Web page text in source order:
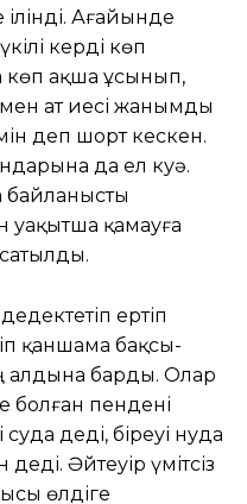
ілінді. Ағайынде
керді көп
көп ақша ұсынып,
ат иесі жанымды
деп шорт кескен.
да ел куә.
байланысты
қамауға
ертіп
қаншама бақсы-
алдына барды. Олар
пендені
деді, біреуі нуда
деді. Әйтеуір үмітсіз
өлдіге